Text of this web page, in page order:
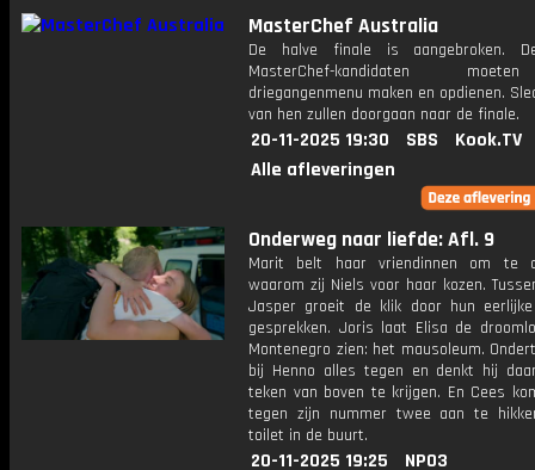
MasterChef Australia
De halve finale is aangebroken.
MasterChef-kandidaten
driegangenmenu maken en opdienen.
van hen zullen doorgaan naar de finale.
20-11-2025 19:30 SBS
Kook.TV
Alle afleveringen
Onderweg naar liefde: Afl. 9
Marit belt haar vriendinnen om te
waarom zij Niels voor haar kozen.
Jasper groeit de klik door hun
gesprekken. Joris laat Elisa de
Montenegro zien: het mausoleum.
bij Henno alles tegen en denkt hij
teken van boven te krijgen. En Cees
tegen zijn nummer twee aan te
toilet in de buurt.
20-11-2025 19:25 NPO3